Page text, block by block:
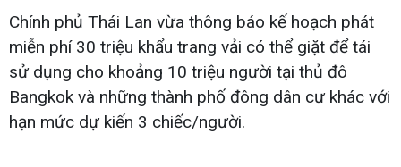
Chính phủ Thái Lan vừa thông báo kế hoạch phát
miễn phí 30 triệu khẩu trang vải có thể giặt để tái
sử dụng cho khoảng 10 triệu người tại thủ đô
Bangkok và những thành phố đông dân cư khác với
hạn mức dự kiến 3 chiếc/người.